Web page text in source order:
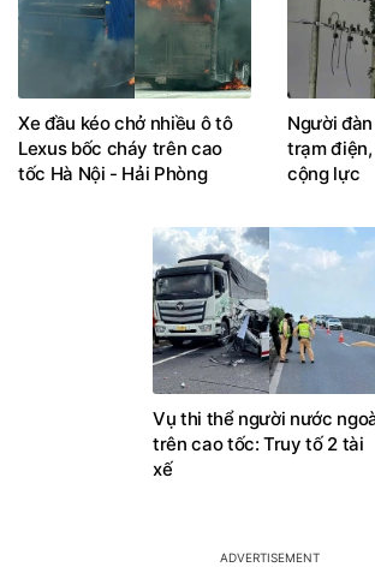
Xe đầu kéo chở nhiều ô tô
Lexus bốc cháy trên cao
tốc Hà Nội - Hải Phòng
Người
trạm
cộng lực
Vụ thi thể người nước
trên cao tốc: Truy tố 2 tài
xế